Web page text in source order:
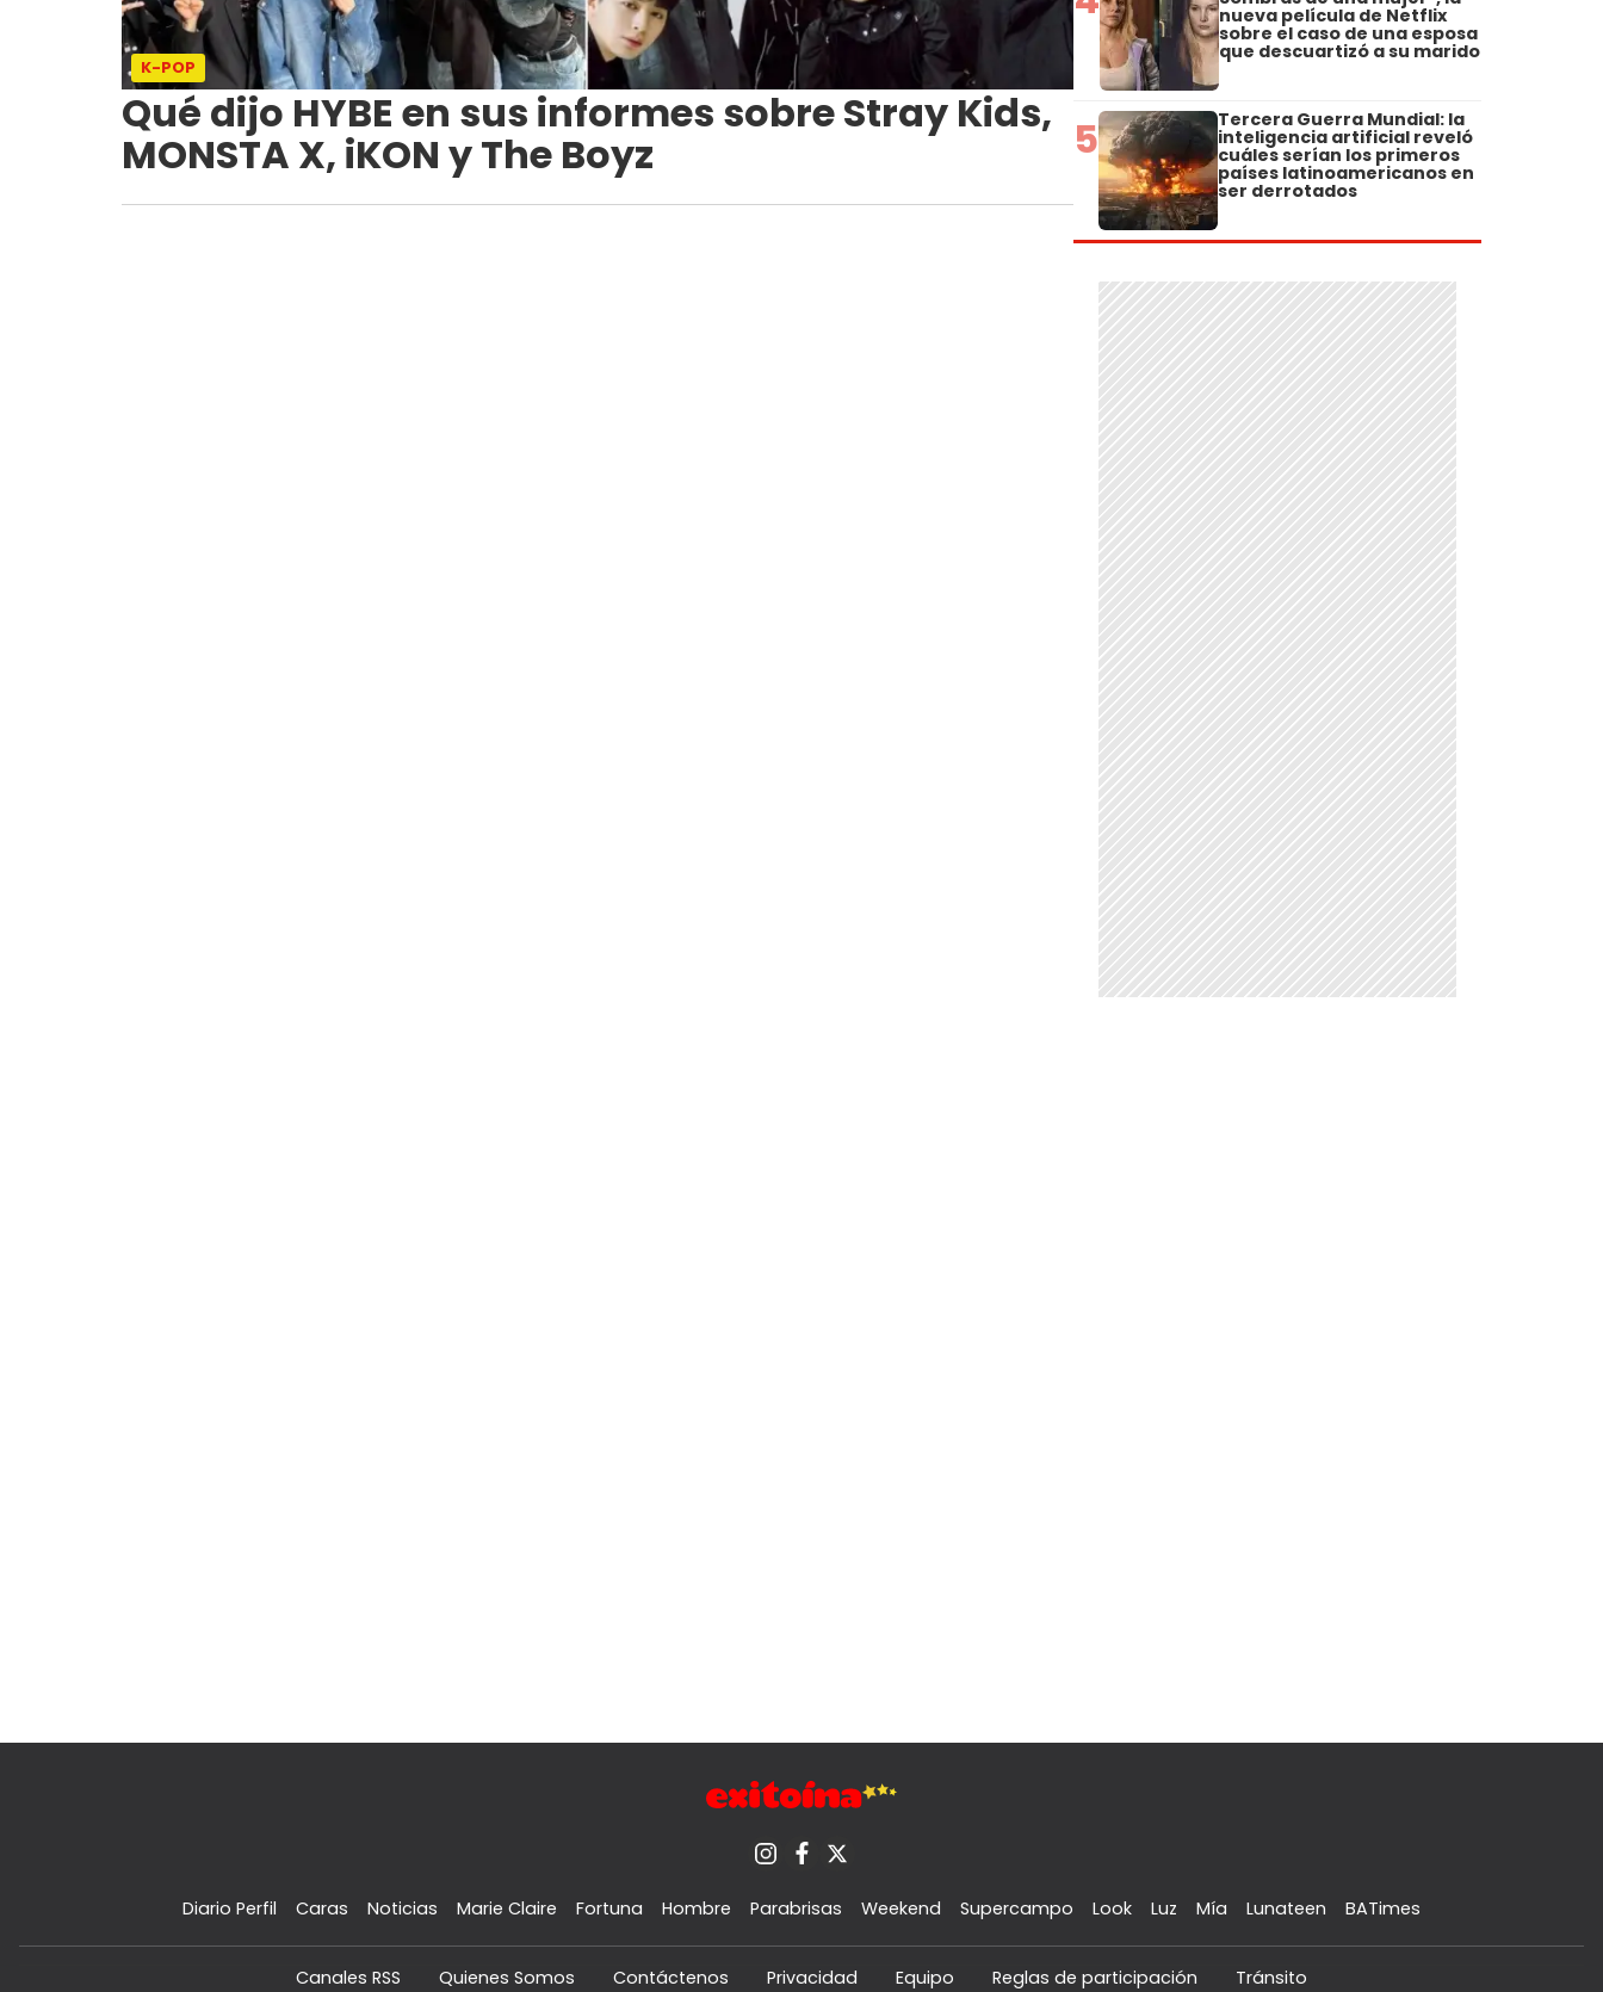
K-POP
Qué dijo HYBE en sus informes sobre Stray Kids,
MONSTA X, iKON y The Boyz
nueva película de Netflix
sobre el caso de una esposa
que descuartizó a su marido
5 Tercera Guerra Mundial: la
inteligencia artificial reveló
cuáles serían los primeros
países latinoamericanos en
ser derrotados
Diario Perfil Caras Noticias Marie Claire Fortuna Hombre Parabrisas Weekend Supercampo Look Luz Mía Lunateen BATimes
Canales RSS Quienes Somos Contáctenos Privacidad Equipo Reglas de participación Tránsito